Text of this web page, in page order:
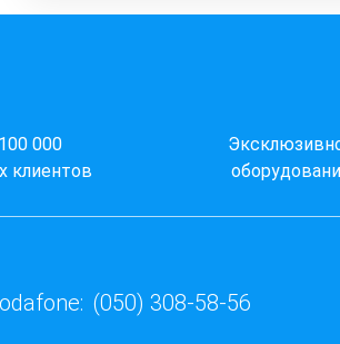
000
клиентов
(050) 308-58-56